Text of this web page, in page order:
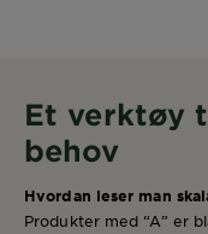
Et verktøy
behov
Hvordan leser man
Produkter med “A” er